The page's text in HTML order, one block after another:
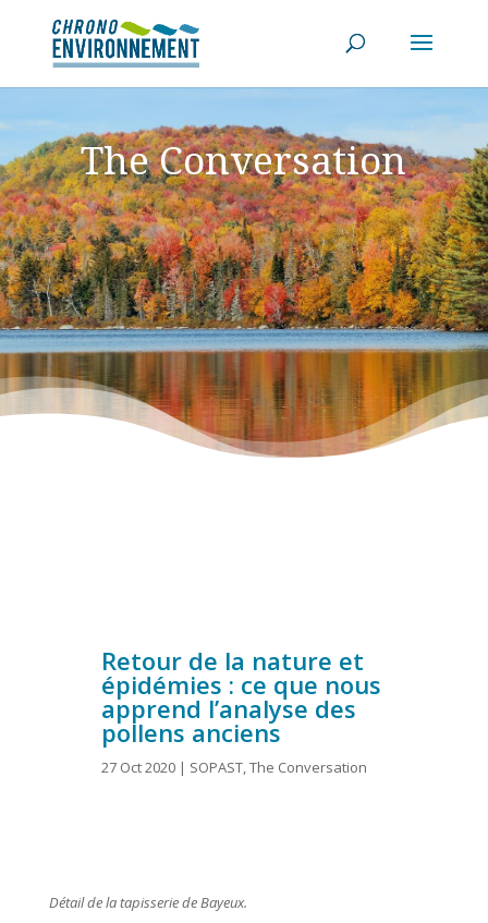
The Conversation
Retour de la nature et
épidémies : ce que nous
apprend l’analyse des
pollens anciens
27 Oct 2020| SOPAST,The Conversation
Détail de la tapisserie de Bayeux.